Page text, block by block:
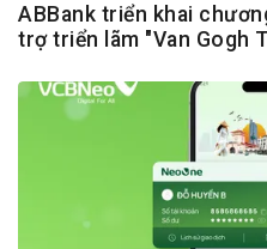
ABBank triển khai
trợ triển lãm "Van Gogh